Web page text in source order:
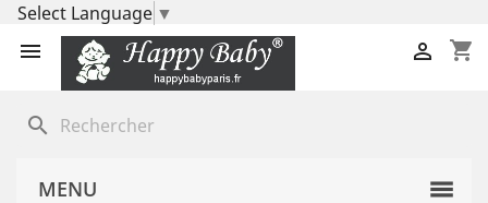
Select Language ▼
 shopping_cart

search
MENU